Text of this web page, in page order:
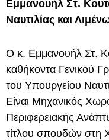
Εμμανουήλ Στ.
Ναυτιλίας και
Ο κ. Εμμανουήλ Στ.
καθήκοντα Γενικού
του Υπουργείου
Είναι Μηχανικός
Περιφερειακής
τίτλου σπουδών στη